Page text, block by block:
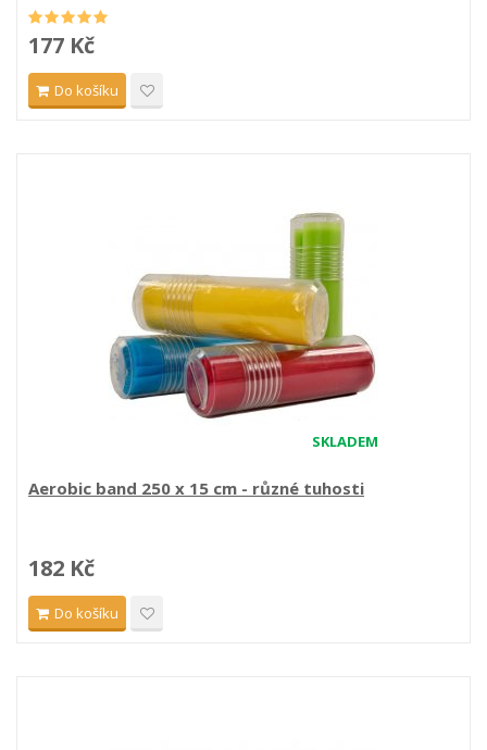
177 Kč
Do košíku
SKLADEM
Aerobic band 250 x 15 cm - různé tuhosti
182 Kč
Do košíku